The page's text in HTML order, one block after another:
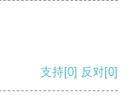
支持[0] 反对[0]